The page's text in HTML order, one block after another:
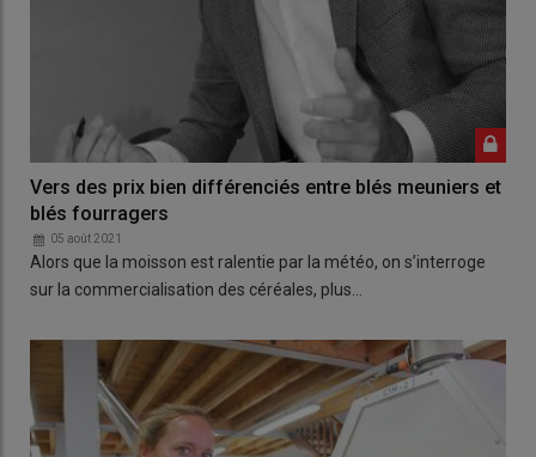
Vers des prix bien différenciés entre blés meuniers et
blés fourragers
05 août 2021
Alors que la moisson est ralentie par la météo, on s’interroge
sur la commercialisation des céréales, plus…